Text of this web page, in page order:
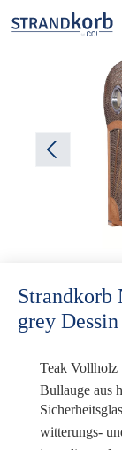
Strandkorb
grey
Teak Vollholz
Bullauge aus
witterungs-